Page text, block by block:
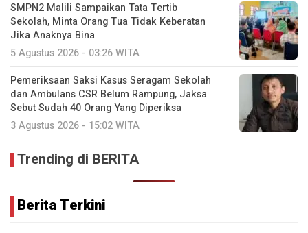
SMPN2 Malili Sampaikan Tata Tertib
Sekolah, Minta Orang Tua Tidak Keberatan
Jika Anaknya Bina
5 Agustus 2026 - 03:26 WITA
Pemeriksaan Saksi Kasus Seragam Sekolah
dan Ambulans CSR Belum Rampung, Jaksa
Sebut Sudah 40 Orang Yang Diperiksa
3 Agustus 2026 - 15:02 WITA
Trending di BERITA
Berita Terkini